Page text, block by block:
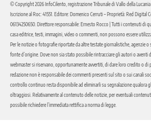
© Copyright 2026 InfoCilento, registrazione Tribunale di Vallo della Lucania
Iscrizione al Roc: 41551. Editore: Domenico Cerruti – Proprietà: Red Digital
06134250650. Direttore responsabile: Ernesto Rocco | Tutti i contenuti di
casa editrice, testi, immagini, video o commenti, non possono essere
Per le notizie o fotografie riportate da altre testate giornalistiche, agenzie o
fonte d’origine. Dove non sia stato possibile rintracciare gli autori o
webmaster si riservano, opportunamente avvertiti, di dare loro credito o di
redazione non è responsabile dei commenti presenti sul sito o sui canali
controllo continuo resta disponibile ad eliminarli su segnalazione qualora
oltraggiosi. Relativamente al contenuto delle notizie, per eventuali
possibile richiedere l’immediata rettifica a norma di legge.